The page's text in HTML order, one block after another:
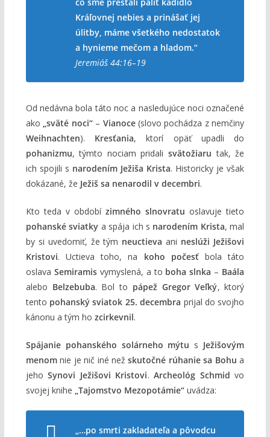
Kráľovnej nebies a prinášať jej
úlitby, máme všetkého nedostatok
a hynieme mečom a hladom.“
Jeremiáš 44:16–19
Od nedávna bola táto noc a nasledujúce noci označené
ako„sväté noci“– Vianoce(slovo pochádza z nemčiny
Weihnachten). Kresťania, ktorí opäť upadli do
pohanizmu, týmto nociam pridalisvätožiaru tak, že
ich spojili s narodením Ježiša Krista. Historicky je však
dokázané, že Ježiš sa nenarodil v decembri.
Kto teda v obdobízimného slnovratu oslavuje tieto
pohanské sviatky a spája ich s narodením Krista, mal
by si uvedomiť, že tým neuctieva ani neslúži Ježišovi
Kristovi. Uctieva toho, na koho počesťbola táto
oslava Semiramisvymyslená, a to boha slnka – Baála
alebo Belzebuba. Bol to pápež Gregor Veľký, ktorý
tento pohanský sviatok 25. decembra prijal do svojho
kánonu a tým ho zcirkevnil.
Spájanie pohanského solárneho mýtu s Ježišovým
menomnie je nič iné nežskutočné rúhanie sa Bohu a
jehoSynovi Ježišovi Kristovi.Archeológ Schmid vo
svojej knihe „Tajomstvo Mezopotámie“uvádza:
„…po smrti zakladateľa a pôvodcu